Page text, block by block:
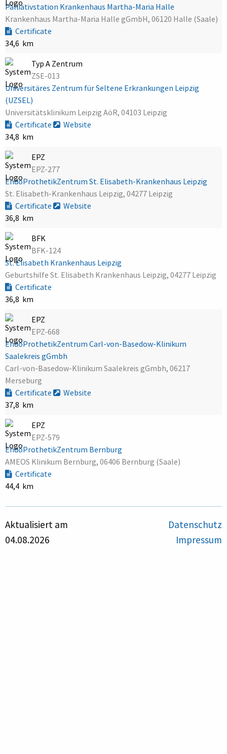
Palliativstation Krankenhaus Martha-Maria Halle
Krankenhaus Martha-Maria Halle gGmbH, 06120 Halle (Saale)
Certificate
34,6 km
Typ A Zentrum
ZSE-013
Universitäres Zentrum für Seltene Erkrankungen Leipzig
(UZSEL)
Universitätsklinikum Leipzig AöR, 04103 Leipzig
Certificate
Website
34,8 km
EPZ
EPZ-277
EndoProthetikZentrum St. Elisabeth-Krankenhaus Leipzig
St. Elisabeth-Krankenhaus Leipzig, 04277 Leipzig
Certificate
Website
36,8 km
BFK
BFK-124
St. Elisabeth Krankenhaus Leipzig
Geburtshilfe St. Elisabeth Krankenhaus Leipzig, 04277 Leipzig
Certificate
36,8 km
EPZ
EPZ-668
EndoProthetikZentrum Carl-von-Basedow-Klinikum
Saalekreis gGmbh
Carl-von-Basedow-Klinikum Saalekreis gGmbh, 06217
Merseburg
Certificate
Website
37,8 km
EPZ
EPZ-579
EndoProthetikZentrum Bernburg
AMEOS Klinikum Bernburg, 06406 Bernburg (Saale)
Certificate
44,4 km
Aktualisiert am
04.08.2026
Datenschutz
Impressum